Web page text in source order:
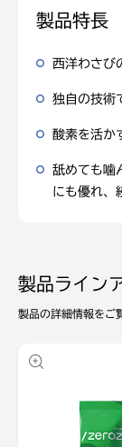
製品特長
西洋わさび
独自の技術
酸素を活か
舐めても噛
にも優れ、
製品ライン
製品の詳細情報をご